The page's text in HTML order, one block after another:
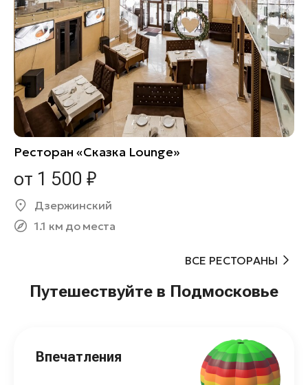
Ресторан «Сказка Lounge»
от 1 500 ₽
Дзержинский
1.1 км до места
ВСЕ РЕСТОРАНЫ
Путешествуйте в Подмосковье
Впечатления